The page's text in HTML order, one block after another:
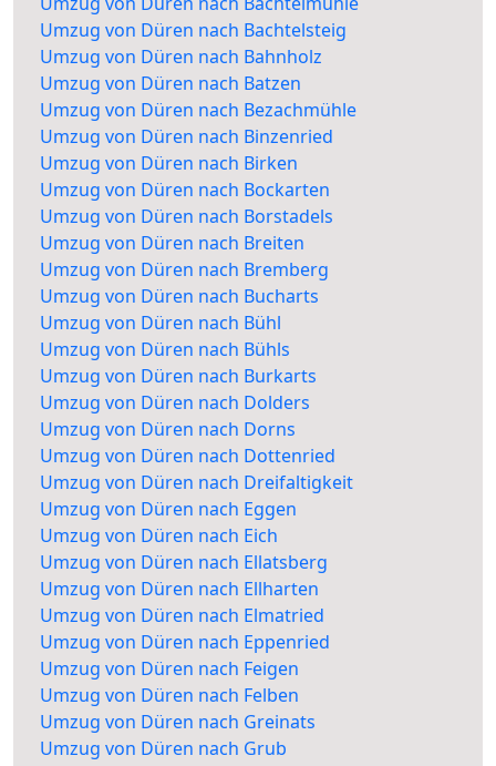
Umzug von Düren nach Bachtelsteig
Umzug von Düren nach Bahnholz
Umzug von Düren nach Batzen
Umzug von Düren nach Bezachmühle
Umzug von Düren nach Binzenried
Umzug von Düren nach Birken
Umzug von Düren nach Bockarten
Umzug von Düren nach Borstadels
Umzug von Düren nach Breiten
Umzug von Düren nach Bremberg
Umzug von Düren nach Bucharts
Umzug von Düren nach Bühl
Umzug von Düren nach Bühls
Umzug von Düren nach Burkarts
Umzug von Düren nach Dolders
Umzug von Düren nach Dorns
Umzug von Düren nach Dottenried
Umzug von Düren nach Dreifaltigkeit
Umzug von Düren nach Eggen
Umzug von Düren nach Eich
Umzug von Düren nach Ellatsberg
Umzug von Düren nach Ellharten
Umzug von Düren nach Elmatried
Umzug von Düren nach Eppenried
Umzug von Düren nach Feigen
Umzug von Düren nach Felben
Umzug von Düren nach Greinats
Umzug von Düren nach Grub